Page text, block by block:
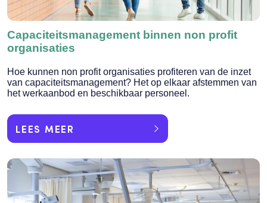
Capaciteitsmanagement binnen non profit
organisaties
Hoe kunnen non profit organisaties profiteren van de inzet
van capaciteitsmanagement? Het op elkaar afstemmen van
het werkaanbod en beschikbaar personeel.
LEES MEER